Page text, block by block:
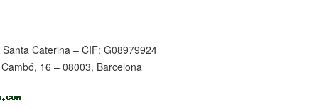
Caterina – CIF: G08979924
16 – 08003, Barcelona